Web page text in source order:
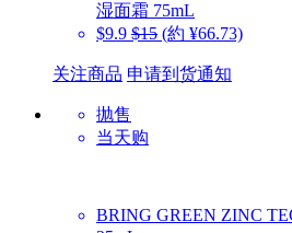
湿面霜 75mL
$9.9 $15 (約 ¥66.73)
关注商品 申请到货通知
抛售
当天购
BRING GREEN ZINC